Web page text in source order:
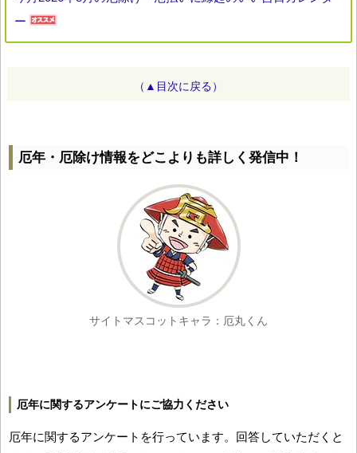
ー
（▲目次に戻る）
厄年・厄除け情報をどこよりも詳しく発信中！
サイトマスコットキャラ：厄丸くん
厄年に関するアンケートにご協力ください
厄年に関するアンケートを行っています。回答していただくと